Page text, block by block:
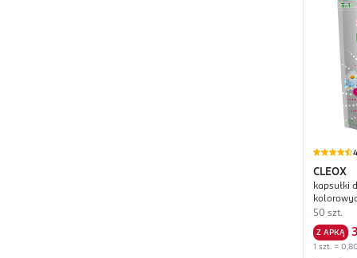
CLEOX
kapsułki
50 szt.
Z APKĄ
1 szt. =